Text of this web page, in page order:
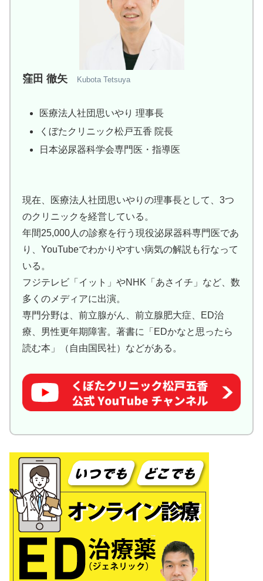
窪田 徹矢 Kubota Tetsuya
医療法人社団思いやり 理事長
くぼたクリニック松戸五香 院長
日本泌尿器科学会専門医・指導医
現在、医療法人社団思いやりの理事長として、3つ
のクリニックを経営している。
年間25,000人の診察を行う現役泌尿器科専門医であ
り、YouTubeでわかりやすい病気の解説も行なって
いる。
フジテレビ「イット」やNHK「あさイチ」など、数
多くのメディアに出演。
専門分野は、前立腺がん、前立腺肥大症、ED治
療、男性更年期障害。著書に「EDかなと思ったら
読む本」（自由国民社）などがある。